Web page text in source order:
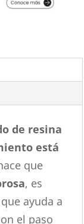
de resina
está
que
, es
ayuda a
el paso